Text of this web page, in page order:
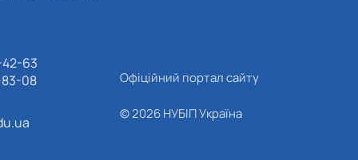
63
08
Офіційний портал сайту
© 2026 НУБІП Україна